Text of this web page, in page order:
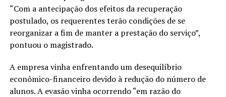
“Com a antecipação dos efeitos da recuperação
postulado, os requerentes terão condições de se
reorganizar a fim de manter a prestação do serviço”,
pontuou o magistrado.
A empresa vinha enfrentando um desequilíbrio
econômico-financeiro devido à redução do número de
alunos. A evasão vinha ocorrendo “em razão do